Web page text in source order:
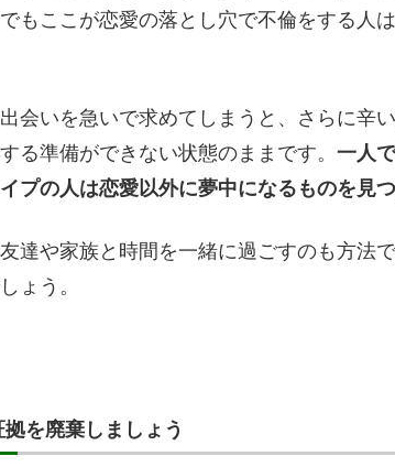
もここが恋愛の落とし穴で不倫をする人
会いを急いで求めてしまうと、さらに辛
る準備ができない状態のままです。 一人
プの人は恋愛以外に夢中になるものを見つ
達や家族と時間を一緒に過ごすのも方法
ょう。
を廃棄しましょう